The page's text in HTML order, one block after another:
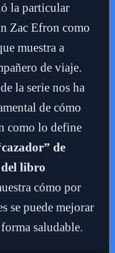
la particular
Zac Efron como
muestra a
de viaje.
la serie nos ha
de cómo
como lo define
de
libro
cómo por
se puede mejorar
saludable.